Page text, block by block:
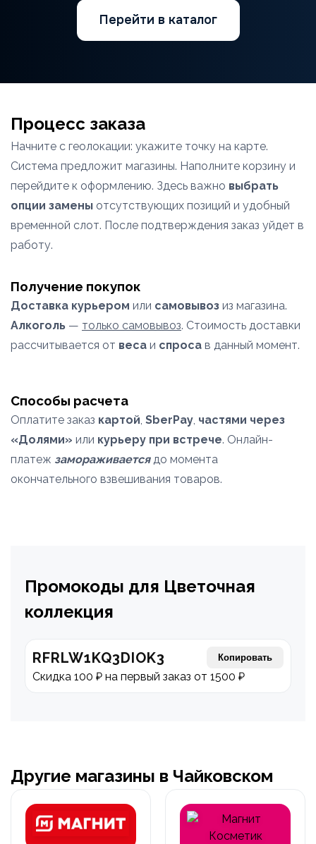
Перейти в каталог
Процесс заказа
Начните с геолокации: укажите точку на карте.
Система предложит магазины. Наполните корзину и
перейдите к оформлению. Здесь важно выбрать
опции замены отсутствующих позиций и удобный
временной слот. После подтверждения заказ уйдет в
работу.
Получение покупок
Доставка курьером или самовывоз из магазина.
Алкоголь — только самовывоз. Стоимость доставки
рассчитывается от веса и спроса в данный момент.
Способы расчета
Оплатите заказ картой, SberPay, частями через
«Долями» или курьеру при встрече. Онлайн-
платеж замораживаетсядо момента
окончательного взвешивания товаров.
Промокоды для Цветочная
коллекция
RFRLW1KQ3DIOK3 Копировать
Скидка 100 ₽ на первый заказ от 1500 ₽
Другие магазины в Чайковском